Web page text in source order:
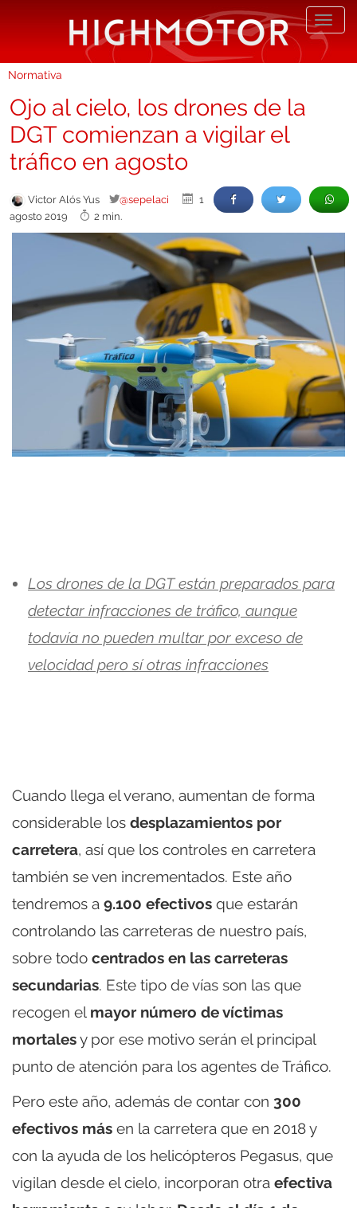
Normativa
Ojo al cielo, los drones de la
DGT comienzan a vigilar el
tráfico en agosto
Victor Alós Yus @sepelaci
1
agosto 2019
2 min.
Los drones de la DGT están preparados para
detectar infracciones de tráfico, aunque
todavía no pueden multar por exceso de
velocidad pero sí otras infracciones
Cuando llega el verano, aumentan de forma
considerable los desplazamientos por
carretera, así que los controles en carretera
también se ven incrementados. Este año
tendremos a 9.100 efectivos que estarán
controlando las carreteras de nuestro país,
sobre todo centrados en las carreteras
secundarias. Este tipo de vías son las que
recogen el mayor número de víctimas
mortalesy por ese motivo serán el principal
punto de atención para los agentes de Tráfico.
Pero este año, además de contar con 300
efectivos más en la carretera que en 2018 y
con la ayuda de los helicópteros Pegasus, que
vigilan desde el cielo, incorporan otra efectiva